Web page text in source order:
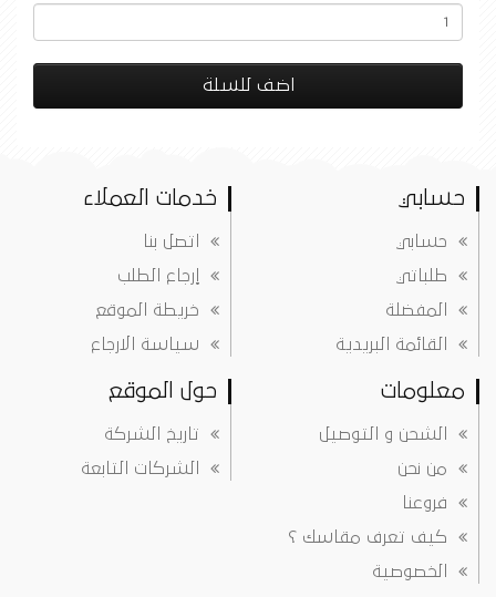
اضف للسلة
حسابي
حسابي
طلباتي
المفضلة
القائمة البريدية
خدمات العملاء
اتصل بنا
إرجاع الطلب
خريطة الموقع
سياسة الارجاع
معلومات
الشحن و التوصيل
من نحن
فروعنا
كيف تعرف مقاسك ؟
الخصوصية
حول الموقع
تاريخ الشركة
الشركات التابعة